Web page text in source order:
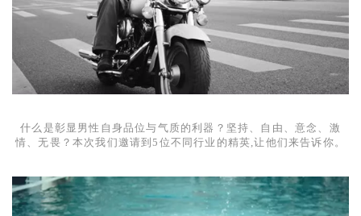
什么是彰显男性自身品位与气质的利器？坚持、自由、意念、激
情、无畏？本次我们邀请到5 位不同行业的精英,让他们来告诉你。